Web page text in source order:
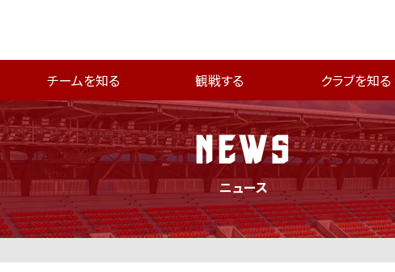
チームを知る 観戦する クラブを知る
NEWS
ニュース